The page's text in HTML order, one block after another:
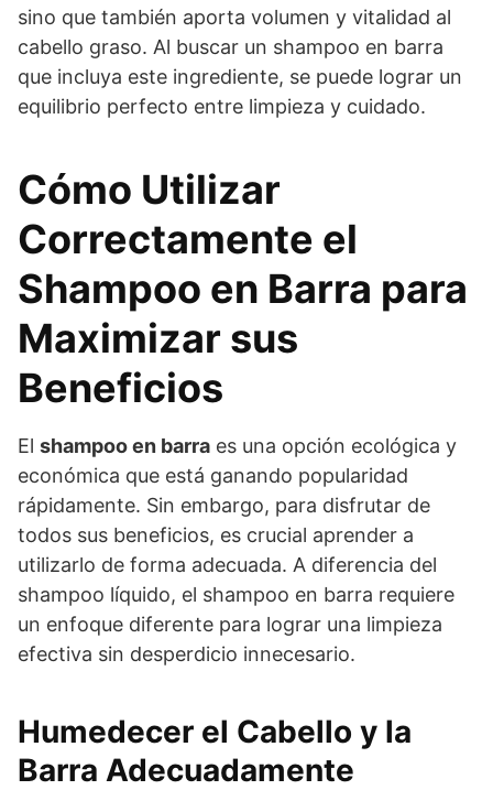
sino que también aporta volumen y vitalidad al
cabello graso. Al buscar un shampoo en barra
que incluya este ingrediente, se puede lograr un
equilibrio perfecto entre limpieza y cuidado.
Cómo Utilizar
Correctamente el
Shampoo en Barra para
Maximizar sus
Beneficios
El shampoo en barra es una opción ecológica y
económica que está ganando popularidad
rápidamente. Sin embargo, para disfrutar de
todos sus beneficios, es crucial aprender a
utilizarlo de forma adecuada. A diferencia del
shampoo líquido, el shampoo en barra requiere
un enfoque diferente para lograr una limpieza
efectiva sin desperdicio innecesario.
Humedecer el Cabello y la
Barra Adecuadamente